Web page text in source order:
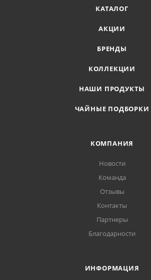
КАТАЛОГ
АКЦИИ
БРЕНДЫ
КОЛЛЕКЦИИ
НАШИ ПРОДУКТЫ
ЧАЙНЫЕ ПОДБОРКИ
КОМПАНИЯ
Новости
Команда
Отзывы
Контакты
Партнеры
Благодарности
ИНФОРМАЦИЯ